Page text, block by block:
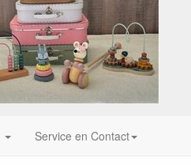
Service en Contact